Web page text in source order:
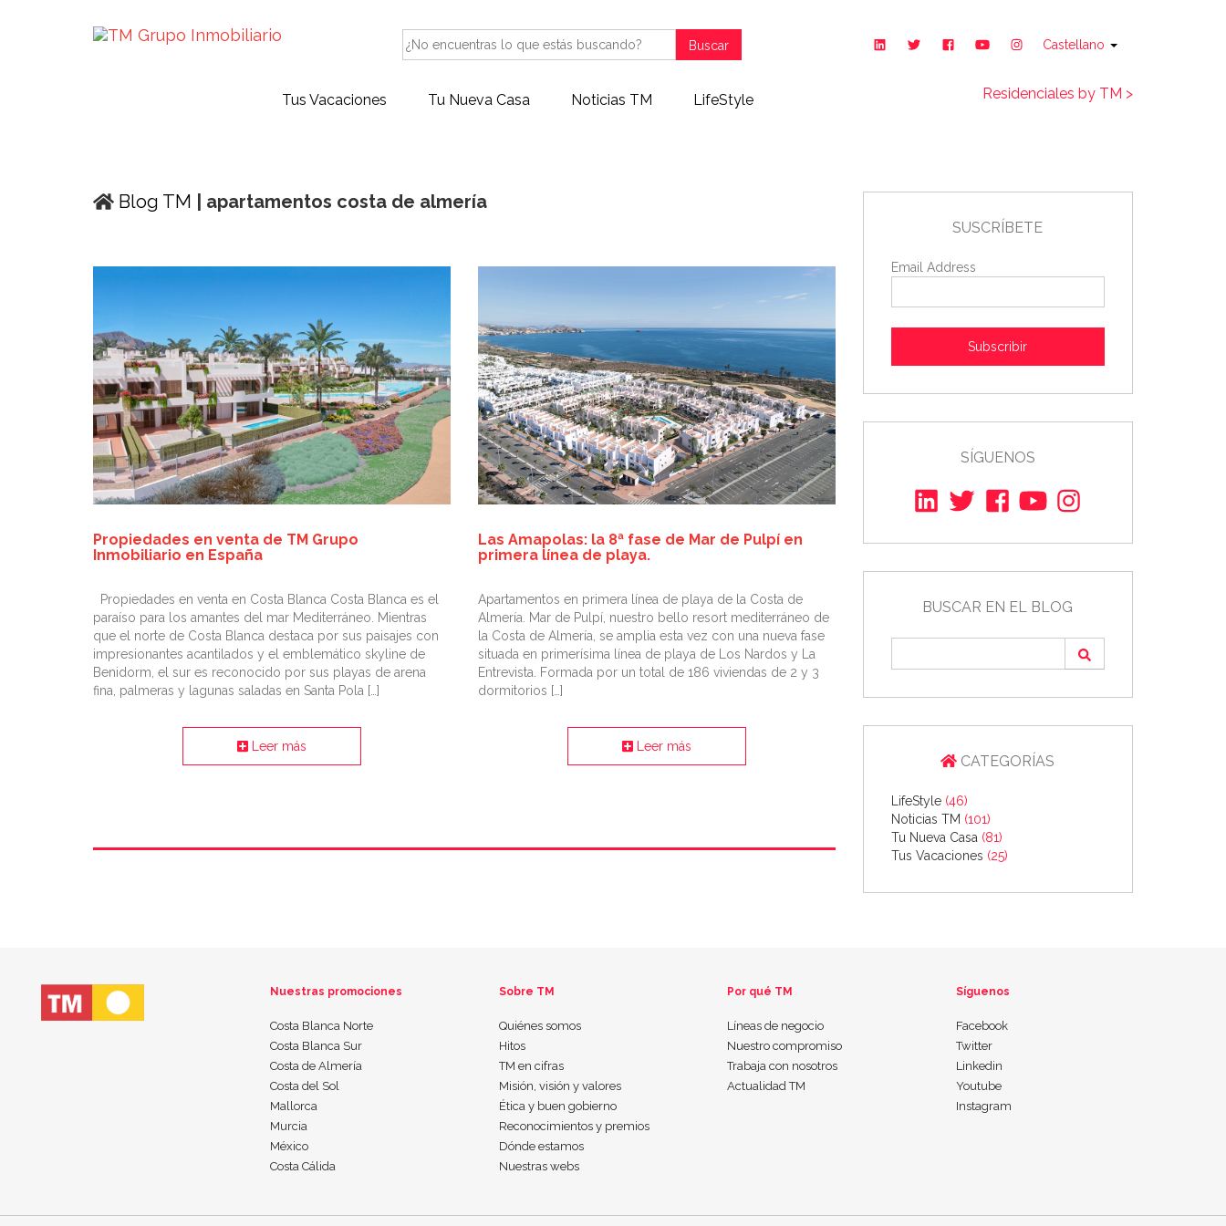
Buscar Castellano
Tus Vacaciones Tu Nueva Casa Noticias TM LifeStyle Residenciales by TM >
Blog TM | apartamentos costa de almería
Propiedades en venta de TM Grupo
Inmobiliario en España
Propiedades en venta en Costa Blanca Costa Blanca es el
paraíso para los amantes del mar Mediterráneo. Mientras
que el norte de Costa Blanca destaca por sus paisajes con
impresionantes acantilados y el emblemático skyline de
Benidorm, el sur es reconocido por sus playas de arena
fina, palmeras y lagunas saladas en Santa Pola […]
Leer más
Las Amapolas: la 8ª fase de Mar de Pulpí en
primera línea de playa.
Apartamentos en primera línea de playa de la Costa de
Almería. Mar de Pulpí, nuestro bello resort mediterráneo de
la Costa de Almería, se amplia esta vez con una nueva fase
situada en primerísima línea de playa de Los Nardos y La
Entrevista. Formada por un total de 186 viviendas de 2 y 3
dormitorios […]
Leer más
SUSCRÍBETE
Email Address
Subscribir
SÍGUENOS
BUSCAR EN EL BLOG
CATEGORÍAS
LifeStyle (46)
Noticias TM (101)
Tu Nueva Casa (81)
Tus Vacaciones (25)
Nuestras promociones
Costa Blanca Norte
Costa Blanca Sur
Costa de Almería
Costa del Sol
Mallorca
Murcia
México
Costa Cálida
Sobre TM
Quiénes somos
Hitos
TM en cifras
Misión, visión y valores
Ética y buen gobierno
Reconocimientos y premios
Dónde estamos
Nuestras webs
Por qué TM
Líneas de negocio
Nuestro compromiso
Trabaja con nosotros
Actualidad TM
Síguenos
Facebook
Twitter
Linkedin
Youtube
Instagram